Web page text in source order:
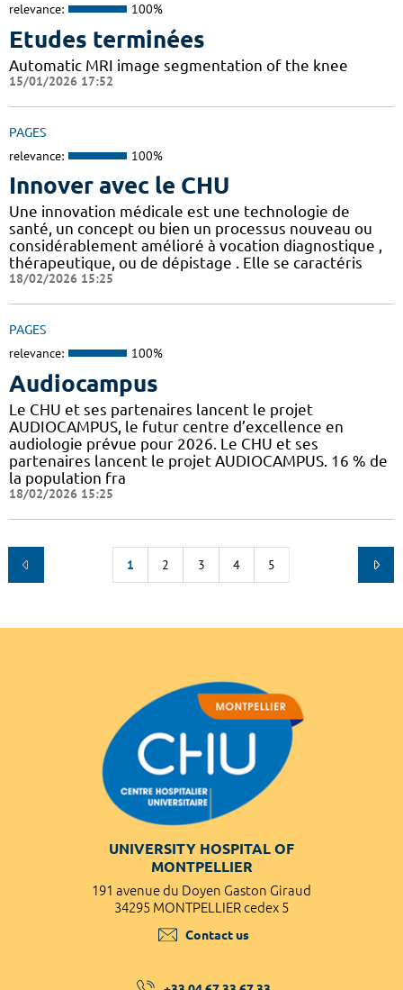
relevance: 100%
Etudes terminées
Automatic MRI image segmentation of the knee
15/01/2026 17:52
PAGES
relevance: 100%
Innover avec le CHU
Une innovation médicale est une technologie de
santé, un concept ou bien un processus nouveau ou
considérablement amélioré à vocation diagnostique ,
thérapeutique, ou de dépistage . Elle se caractéris
18/02/2026 15:25
PAGES
relevance: 100%
Audiocampus
Le CHU et ses partenaires lancent le projet
AUDIOCAMPUS, le futur centre d’excellence en
audiologie prévue pour 2026. Le CHU et ses
partenaires lancent le projet AUDIOCAMPUS. 16 % de
la population fra
18/02/2026 15:25
1 2 3 4 5
UNIVERSITY HOSPITAL OF
MONTPELLIER
191 avenue du Doyen Gaston Giraud
34295 MONTPELLIER cedex 5
Contact us